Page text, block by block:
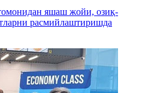
яшаш жойи, озиқ-
расмийлаштиришда